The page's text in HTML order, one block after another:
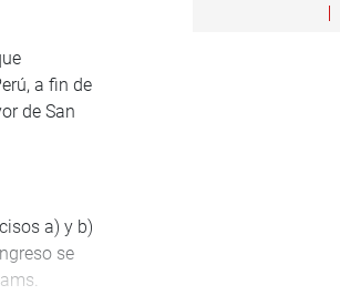
a fin de
de San
a) y b)
se